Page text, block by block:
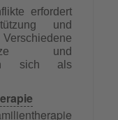
erfordert
und
und
sich als